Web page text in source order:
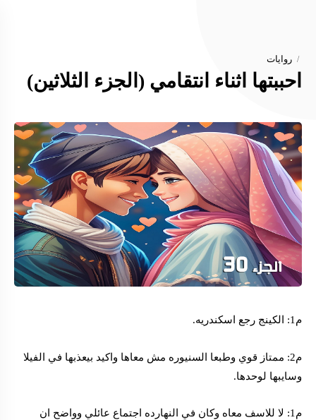
روايات
احببتها اثناء انتقامي (الجزء الثلاثين)
م1: الكينج رجع اسكندريه.
م2: ممتاز قوي وطبعا السنيوره مش معاها واكيد بيعذبها في الفيلا
وسايبها لوحدها.
م1: لا للاسف معاه وكان في النهارده اجتماع عائلي وواضح ان